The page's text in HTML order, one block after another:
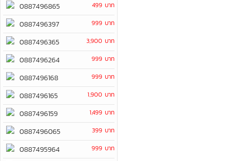
0887496865 499 บาท
0887496397 999 บาท
0887496365 3,900 บาท
0887496264 999 บาท
0887496168 999 บาท
0887496165 1,900 บาท
0887496159 1,499 บาท
0887496065 399 บาท
0887495964 999 บาท